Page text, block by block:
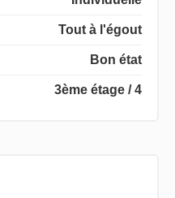
Tout à l'égout
Bon état
3ème étage / 4